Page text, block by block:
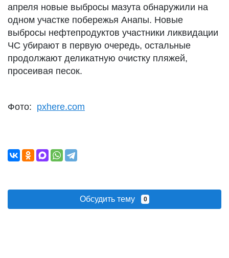
апреля новые выбросы мазута обнаружили на
одном участке побережья Анапы. Новые
выбросы нефтепродуктов участники ликвидации
ЧС убирают в первую очередь, остальные
продолжают деликатную очистку пляжей,
просеивая песок.
Фото: pxhere.com
Обсудить тему 0